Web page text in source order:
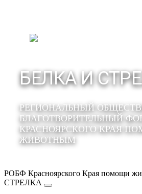
БЕЛКА И
РЕГИОНАЛЬНЫЙ
БЛАГОТВОРИТЕЛЬНЫЙ
КРАСНОЯРСКОГО КРАЯ
ЖИВОТНЫМ
РОБФ Красноярского Края помощи
СТРЕЛКА